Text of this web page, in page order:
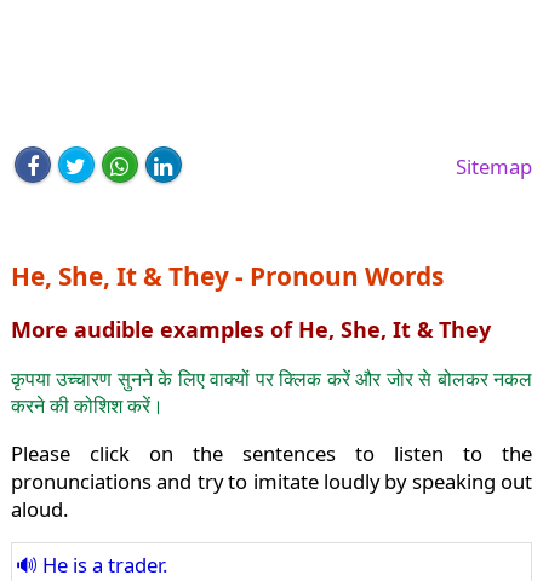
Sitemap
He, She, It & They - Pronoun Words
More audible examples of He, She, It & They
कृपया उच्चारण सुनने के लिए वाक्यों पर क्लिक करें और जोर से बोलकर नकल
करने की कोशिश करें।
Please click on the sentences to listen to the
pronunciations and try to imitate loudly by speaking out
aloud.
He is a trader.